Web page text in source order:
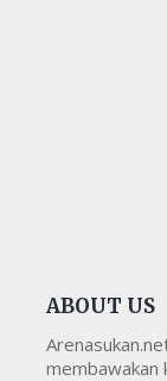
ABOUT US
membawakan